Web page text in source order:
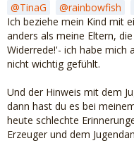
TinaG rainbowfish
Ich beziehe mein Kind mit
anders als meine Eltern,
Widerrede!'- ich habe mich
nicht wichtig gefühlt.
Und der Hinweis mit dem
dann hast du es bei
heute schlechte
Erzeuger und dem